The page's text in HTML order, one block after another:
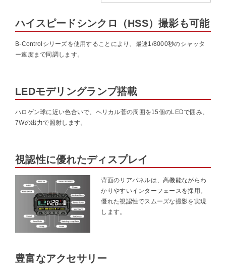
ハイスピードシンクロ（HSS）撮影も可能
B-Controlシリーズを使用することにより、最速1/8000秒のシャッタ
ー速度まで同調します。
LEDモデリングランプ搭載
ハロゲン球に近い色合いで、ヘリカル菅の周囲を15個のLEDで囲み、
7Wの出力で照射します。
視認性に優れたディスプレイ
背面のリアパネルは、高機能ながらわ
かりやすいインターフェースを採用。
優れた視認性でスムーズな撮影を実現
します。
豊富なアクセサリー